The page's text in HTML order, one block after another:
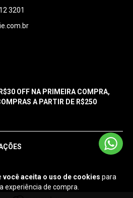
você aceita o uso de cookies para
experiência de compra.
3201
OFF NA PRIMEIRA COMPRA,
A PARTIR DE R$250